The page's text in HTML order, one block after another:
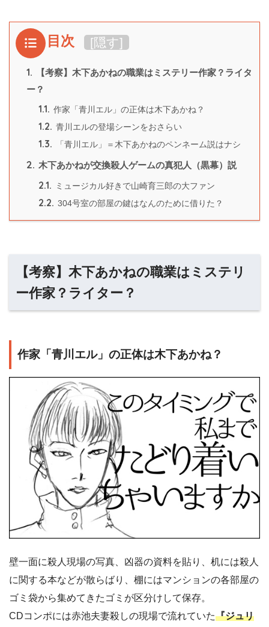
目次 [隠す]
1.
【考察】木下あかねの職業はミステリー作家？ライタ
ー？
1.1. 作家「青川エル」の正体は木下あかね？
1.2. 青川エルの登場シーンをおさらい
1.3. 「青川エル」＝木下あかねのペンネーム説はナシ
2. 木下あかねが交換殺人ゲームの真犯人（黒幕）説
2.1. ミュージカル好きで山崎育三郎の大ファン
2.2. 304号室の部屋の鍵はなんのために借りた？
【考察】木下あかねの職業はミステリ
ー作家？ライター？
作家「青川エル」の正体は木下あかね？
壁一面に殺人現場の写真、凶器の資料を貼り、机には殺人
に関する本などが散らばり、棚にはマンションの各部屋の
ゴミ袋から集めてきたゴミが区分けして保存。
CDコンポには赤池夫妻殺しの現場で流れていた『ジュリ